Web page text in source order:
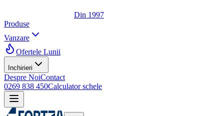
Din 1997
Produse
Vanzare
Ofertele Lunii
Inchirieri
Despre NoiContact
0269 838 450Calculator schele